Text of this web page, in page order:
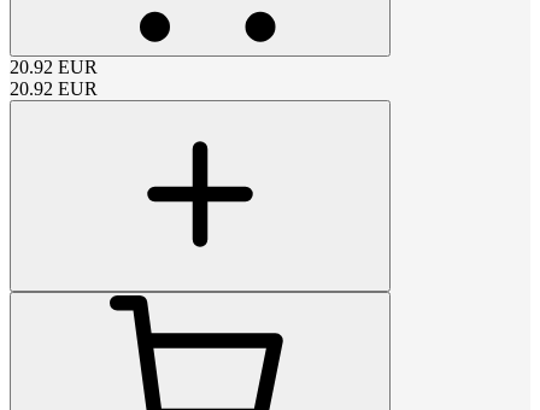
20.92 EUR
20.92 EUR